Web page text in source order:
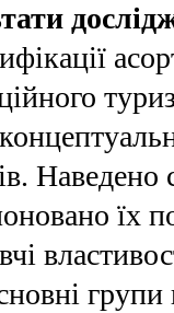
Наведено
їх
групи